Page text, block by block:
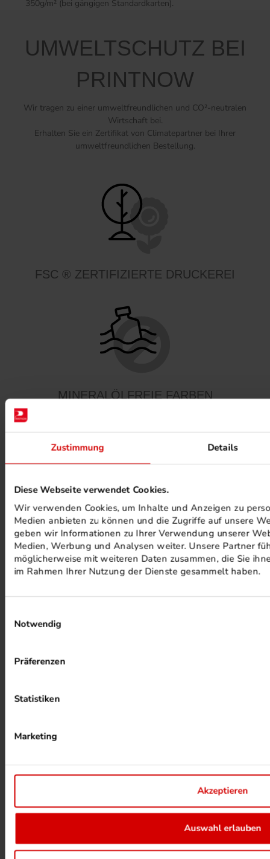
Zustimmung Details
Diese Webseite verwendet Cookies.
Wir verwenden Cookies, um Inhalte und Anzeigen zu
Medien anbieten zu können und die Zugriffe auf unsere
geben wir Informationen zu Ihrer Verwendung unserer
Medien, Werbung und Analysen weiter. Unsere Partner
möglicherweise mit weiteren Daten zusammen, die Sie
im Rahmen Ihrer Nutzung der Dienste gesammelt haben.
Notwendig
Präferenzen
Statistiken
Marketing
Akzeptieren
Auswahl erlauben
350g/m² (bei gängigen Standardkarten).
UMWELTSCHUTZ BEI
PRINTNOW
Wir tragen zu einer umweltfreundlichen und CO²-neutralen
Wirtschaft bei.
Erhalten Sie ein Zertifikat von Climatepartner bei Ihrer
umweltfreundlichen Bestellung.
FSC ® ZERTIFIZIERTE DRUCKEREI
MINERALÖLFREIE FARBEN
PHOTOVOLTAIK ANLAGEN
UMWELTPROJEKTE ANSEHEN